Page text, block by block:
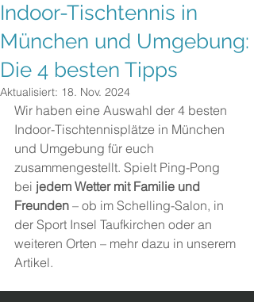
Indoor-Tischtennis in
München und Umgebung:
Die 4 besten Tipps
Aktualisiert: 18. Nov. 2024
Wir haben eine Auswahl der 4 besten
Indoor-Tischtennisplätze in München
und Umgebung für euch
zusammengestellt. Spielt Ping-Pong
bei jedem Wetter mit Familie und
Freunden – ob im Schelling-Salon, in
der Sport Insel Taufkirchen oder an
weiteren Orten – mehr dazu in unserem
Artikel.